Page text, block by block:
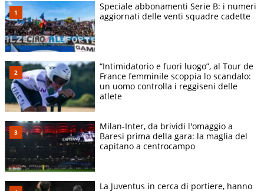
Speciale abbonamenti Serie B: i numeri
aggiornati delle venti squadre cadette
“Intimidatorio e fuori luogo”, al Tour de
France femminile scoppia lo scandalo:
un uomo controlla i reggiseni delle
atlete
Milan-Inter, da brividi l'omaggio a
Baresi prima della gara: la maglia del
capitano a centrocampo
La Juventus in cerca di portiere, hanno